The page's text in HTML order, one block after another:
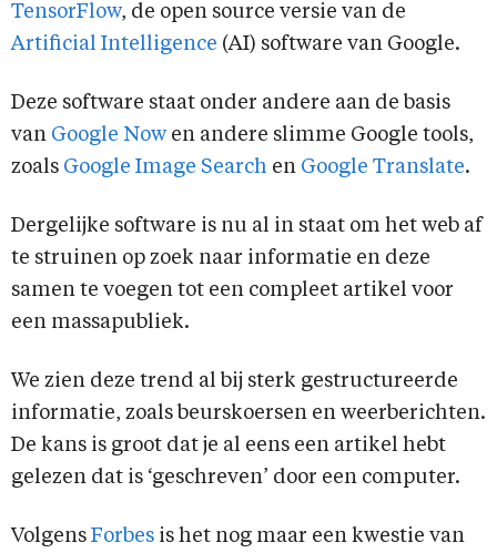
TensorFlow, de open source versie van de
Artificial Intelligence (AI) software van Google.
Deze software staat onder andere aan de basis
van Google Nowen andere slimme Google tools,
zoals Google Image Search en Google Translate.
Dergelijke software is nu al in staat om het web af
te struinen op zoek naar informatie en deze
samen te voegen tot een compleet artikel voor
een massapubliek.
We zien deze trend al bij sterk gestructureerde
informatie, zoals beurskoersen en weerberichten.
De kans is groot dat je al eens een artikel hebt
gelezen dat is ‘geschreven’ door een computer.
Volgens Forbes is het nog maar een kwestie van